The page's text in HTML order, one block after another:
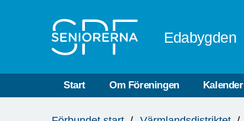
Edabygden
Start Om Föreningen Kalender